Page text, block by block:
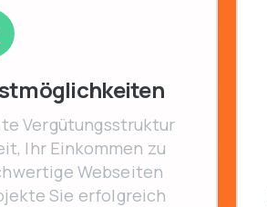
Vergütungsstruktur
Ihr Einkommen zu
Webseiten
Sie erfolgreich